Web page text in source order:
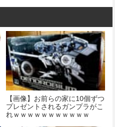
【画像】お前らの家に10個ずつ
プレゼントされるガンプラがこ
れｗｗｗｗｗｗｗｗｗｗｗ